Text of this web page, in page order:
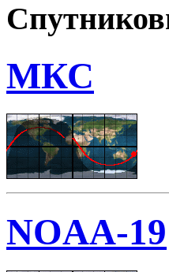
МКС
NOAA-19